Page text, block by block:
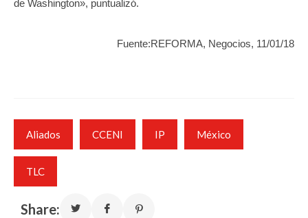
de Washington», puntualizó.
Fuente:REFORMA, Negocios, 11/01/18
Aliados CCENI IP México
TLC
Share: